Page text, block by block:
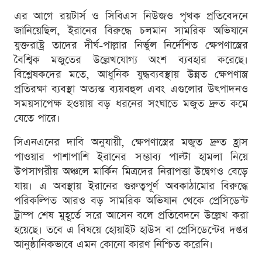
এর আগে রয়টার্স ও সিবিএস নিউজও পৃথক প্রতিবেদনে
জানিয়েছিল, ইরানের বিরুদ্ধে চলমান সামরিক অভিযানে
যুক্তরাষ্ট্র তাদের দীর্ঘ-পাল্লার নির্ভুল নির্দেশিত ক্ষেপণাস্ত্রের
বৈশ্বিক মজুতের উল্লেখযোগ্য অংশ ব্যবহার করেছে।
বিশ্লেষকদের মতে, আধুনিক যুদ্ধব্যবস্থায় উন্নত ক্ষেপণাস্ত্র
প্রতিরক্ষা ব্যবস্থা অত্যন্ত ব্যয়বহুল এবং এগুলোর উৎপাদনও
সময়সাপেক্ষ হওয়ায় বড় ধরনের সংঘাতে মজুত দ্রুত কমে
যেতে পারে।
সিএনএনের দাবি অনুযায়ী, ক্ষেপণাস্ত্রের মজুত দ্রুত হ্রাস
পাওয়ার পাশাপাশি ইরানের সম্ভাব্য পাল্টা হামলা নিয়ে
উপসাগরীয় অঞ্চলে মার্কিন মিত্রদের নিরাপত্তা উদ্বেগও বেড়ে
যায়। এ অবস্থায় ইরানের গুরুত্বপূর্ণ অবকাঠামোর বিরুদ্ধে
পরিকল্পিত আরও বড় সামরিক অভিযান থেকে প্রেসিডেন্ট
ট্রাম্প শেষ মুহূর্তে সরে আসেন বলে প্রতিবেদনে উল্লেখ করা
হয়েছে। তবে এ বিষয়ে হোয়াইট হাউস বা প্রেসিডেন্টের দপ্তর
আনুষ্ঠানিকভাবে এমন কোনো কারণ নিশ্চিত করেনি।